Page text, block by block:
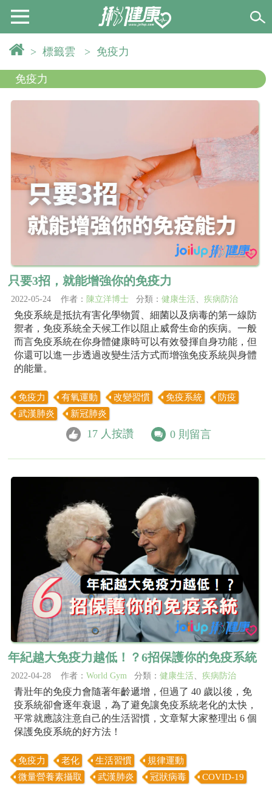
> 標籤雲 > 免疫力
免疫力
只要3招，就能增強你的免疫力
2022-05-24 作者： 陳立洋博士 分類： 健康生活、 疾病防治
免疫系統是抵抗有害化學物質、細菌以及病毒的第一線防
禦者，免疫系統全天候工作以阻止威脅生命的疾病。一般
而言免疫系統在你身體健康時可以有效發揮自身功能，但
你還可以進一步透過改變生活方式而增強免疫系統與身體
的能量。
免疫力 有氧運動 改變習慣 免疫系統
防疫
武漢肺炎
新冠肺炎
17 人按讚 0 則留言
年紀越大免疫力越低！？6招保護你的免疫系統
2022-04-28 作者： World Gym 分類： 健康生活、 疾病防治
青壯年的免疫力會隨著年齡遞增，但過了 40 歲以後，免
疫系統卻會逐年衰退，為了避免讓免疫系統老化的太快，
平常就應該注意自己的生活習慣，文章幫大家整理出 6 個
保護免疫系統的好方法！
免疫力 老化 生活習慣
規律運動
微量營養素攝取
武漢肺炎 冠狀病毒
COVID-19